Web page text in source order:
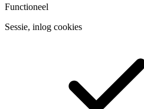
Functioneel
Sessie, inlog cookies